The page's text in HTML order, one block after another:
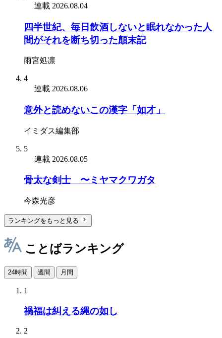
連載 2026.08.04
四半世紀、毎日飲酒しないと眠れなかった人
間がそれを断ち切った顛末記
雨宮処凛
4
連載 2026.08.06
意外と読めないこの漢字「如才」
イミダス編集部
5
連載 2026.08.05
骨太な剣士 〜ミヤマクワガタ
今森光彦
ランキングをもっと見る
ことばランキング
24時間 週間 月間
1
禍福は糾える縄の如し
2